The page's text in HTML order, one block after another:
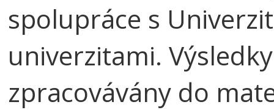
spolupráce s
univerzitami.
zpracovávány do